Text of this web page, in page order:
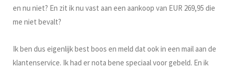
en nu niet? En zit ik nu vast aan een aankoop van EUR 269,95 die
me niet bevalt?
Ik ben dus eigenlijk best boos en meld dat ook in een mail aan de
klantenservice. Ik had er nota bene speciaal voor gebeld. En ik